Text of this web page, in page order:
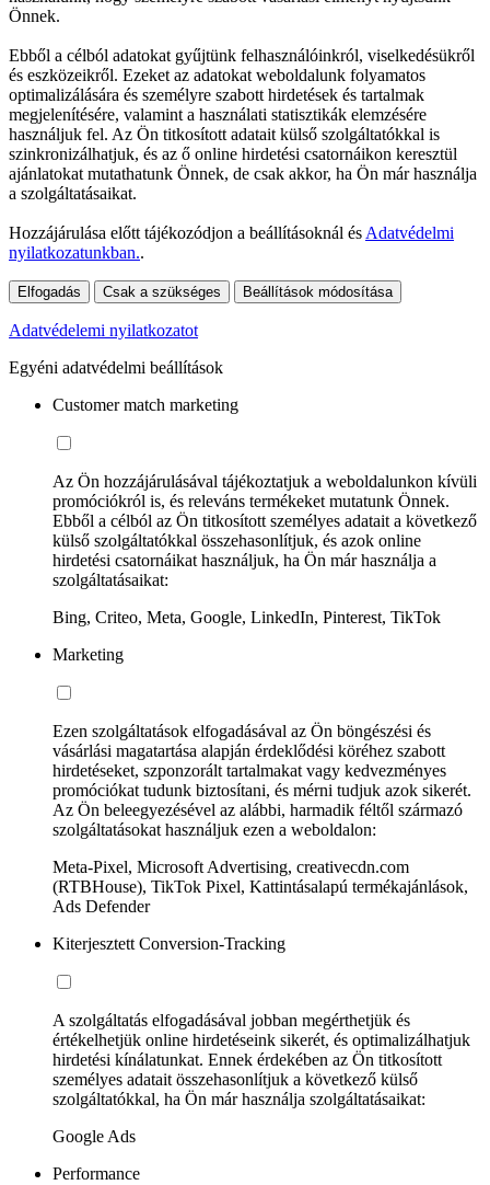
Önnek.
Ebből a célból adatokat gyűjtünk felhasználóinkról, viselkedésükről
és eszközeikről. Ezeket az adatokat weboldalunk folyamatos
optimalizálására és személyre szabott hirdetések és tartalmak
megjelenítésére, valamint a használati statisztikák elemzésére
használjuk fel. Az Ön titkosított adatait külső szolgáltatókkal is
szinkronizálhatjuk, és az ő online hirdetési csatornáikon keresztül
ajánlatokat mutathatunk Önnek, de csak akkor, ha Ön már használja
a szolgáltatásaikat.
Hozzájárulása előtt tájékozódjon a beállításoknál és Adatvédelmi
nyilatkozatunkban..
Elfogadás Csak a szükséges Beállítások módosítása
Adatvédelemi nyilatkozatot
Egyéni adatvédelmi beállítások
Customer match marketing
Az Ön hozzájárulásával tájékoztatjuk a weboldalunkon kívüli
promóciókról is, és releváns termékeket mutatunk Önnek.
Ebből a célból az Ön titkosított személyes adatait a következő
külső szolgáltatókkal összehasonlítjuk, és azok online
hirdetési csatornáikat használjuk, ha Ön már használja a
szolgáltatásaikat:
Bing, Criteo, Meta, Google, LinkedIn, Pinterest, TikTok
Marketing
Ezen szolgáltatások elfogadásával az Ön böngészési és
vásárlási magatartása alapján érdeklődési köréhez szabott
hirdetéseket, szponzorált tartalmakat vagy kedvezményes
promóciókat tudunk biztosítani, és mérni tudjuk azok sikerét.
Az Ön beleegyezésével az alábbi, harmadik féltől származó
szolgáltatásokat használjuk ezen a weboldalon:
Meta-Pixel, Microsoft Advertising, creativecdn.com
(RTBHouse), TikTok Pixel, Kattintásalapú termékajánlások,
Ads Defender
Kiterjesztett Conversion-Tracking
A szolgáltatás elfogadásával jobban megérthetjük és
értékelhetjük online hirdetéseink sikerét, és optimalizálhatjuk
hirdetési kínálatunkat. Ennek érdekében az Ön titkosított
személyes adatait összehasonlítjuk a következő külső
szolgáltatókkal, ha Ön már használja szolgáltatásaikat:
Google Ads
Performance